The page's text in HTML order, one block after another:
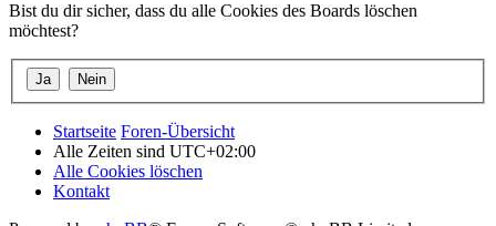
Bist du dir sicher, dass du alle Cookies des Boards löschen
möchtest?
Startseite Foren-Übersicht
Alle Zeiten sind UTC+02:00
Alle Cookies löschen
Kontakt